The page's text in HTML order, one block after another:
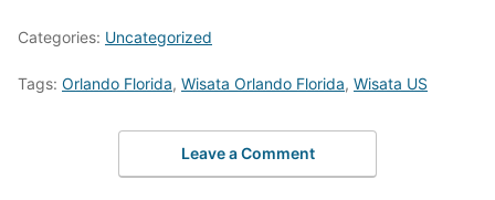
Categories: Uncategorized
Tags: Orlando Florida, Wisata Orlando Florida, Wisata US
Leave a Comment